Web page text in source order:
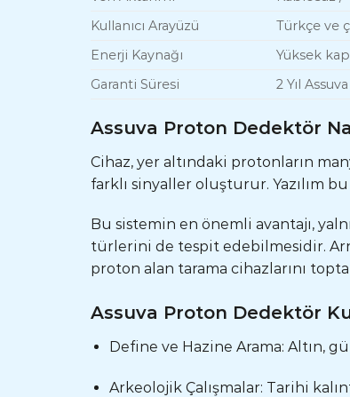
Kullanıcı Arayüzü
Türkçe ve
Enerji Kaynağı
Yüksek
Garanti Süresi
2 Yıl
Assuva Proton Dedektör
Cihaz, yer altındaki protonların
farklı sinyaller oluşturur. Yazılım
Bu sistemin en önemli avantajı,
türlerini de tespit edebilmesidir.
proton alan tarama cihazlarını
Assuva Proton Dedektör
Define ve Hazine Arama: Altın,
Arkeolojik Çalışmalar: Tarihi